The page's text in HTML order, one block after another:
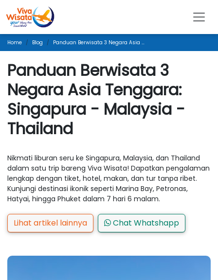
Home Blog Panduan Berwisata 3 Negara Asia Tenggara: Singapura - Malaysia - Thailand
Panduan Berwisata 3
Negara Asia Tenggara:
Singapura - Malaysia -
Thailand
Nikmati liburan seru ke Singapura, Malaysia, dan Thailand
dalam satu trip bareng Viva Wisata! Dapatkan pengalaman
lengkap dengan tiket, hotel, makan, dan tur tanpa ribet.
Kunjungi destinasi ikonik seperti Marina Bay, Petronas,
Hatyai, hingga Phuket dalam 7 hari 6 malam.
Lihat artikel lainnya Chat Whatshapp